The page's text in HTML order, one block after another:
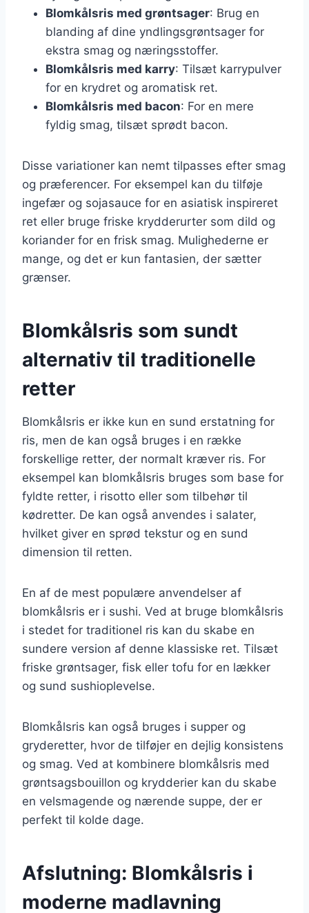
Blomkålsris med grøntsager: Brug en
blanding af dine yndlingsgrøntsager for
ekstra smag og næringsstoffer.
Blomkålsris med karry: Tilsæt karrypulver
for en krydret og aromatisk ret.
Blomkålsris med bacon: For en mere
fyldig smag, tilsæt sprødt bacon.
Disse variationer kan nemt tilpasses efter smag
og præferencer. For eksempel kan du tilføje
ingefær og sojasauce for en asiatisk inspireret
ret eller bruge friske krydderurter som dild og
koriander for en frisk smag. Mulighederne er
mange, og det er kun fantasien, der sætter
grænser.
Blomkålsris som sundt
alternativ til traditionelle
retter
Blomkålsris er ikke kun en sund erstatning for
ris, men de kan også bruges i en række
forskellige retter, der normalt kræver ris. For
eksempel kan blomkålsris bruges som base for
fyldte retter, i risotto eller som tilbehør til
kødretter. De kan også anvendes i salater,
hvilket giver en sprød tekstur og en sund
dimension til retten.
En af de mest populære anvendelser af
blomkålsris er i sushi. Ved at bruge blomkålsris
i stedet for traditionel ris kan du skabe en
sundere version af denne klassiske ret. Tilsæt
friske grøntsager, fisk eller tofu for en lækker
og sund sushioplevelse.
Blomkålsris kan også bruges i supper og
gryderetter, hvor de tilføjer en dejlig konsistens
og smag. Ved at kombinere blomkålsris med
grøntsagsbouillon og krydderier kan du skabe
en velsmagende og nærende suppe, der er
perfekt til kolde dage.
Afslutning: Blomkålsris i
moderne madlavning